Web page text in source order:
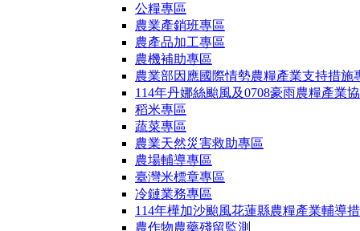
公糧專區
農業產銷班專區
農產品加工專區
農機補助專區
農業部因應國際情勢農糧產業支持措施
114年丹娜絲颱風及0708豪雨農糧產業
稻米專區
蔬菜專區
農業天然災害救助專區
農場輔導專區
臺灣米標章專區
冷鏈業務專區
114年樺加沙颱風花蓮縣農糧產業輔導
農作物農藥殘留監測